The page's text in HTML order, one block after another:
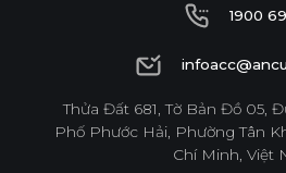
1900
1900
Thửa Đất 681, Tờ Bản Đồ 05,
Phố Phước Hải, Phường Tân
Chí Minh, Việt